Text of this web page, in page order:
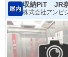
屋内
収納PiT JR
株式会社アンビ